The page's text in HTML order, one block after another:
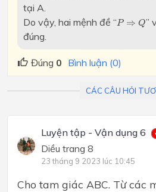
tại A.
Do vậy, hai mệnh đề “P ⇒ Q
P⇒ Q ”
đúng.
Đúng 0 Bình luận (0)
CÁC CÂU HỎI
Luyện tập - Vận dụng 6
Diều trang 8
23 tháng 9 2023 lúc 10:45
Cho tam giác ABC. Từ các